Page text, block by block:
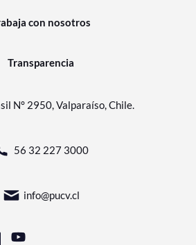
con nosotros
Transparencia
N° 2950, Valparaíso, Chile.
56 32 227 3000
info@pucv.cl